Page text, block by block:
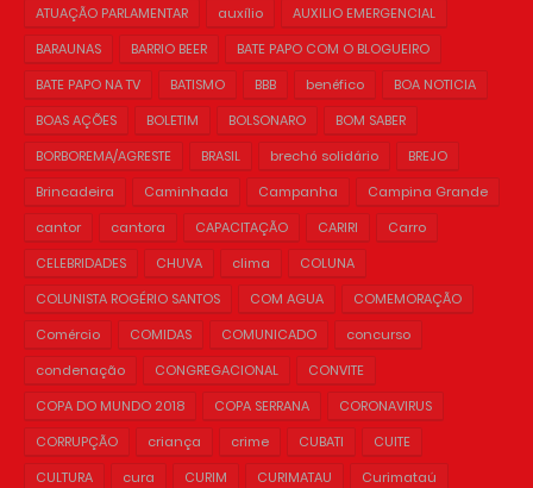
ATUAÇÃO PARLAMENTAR
auxílio
AUXILIO EMERGENCIAL
BARAUNAS
BARRIO BEER
BATE PAPO COM O BLOGUEIRO
BATE PAPO NA TV
BATISMO BBB benéfico
BOA NOTICIA
BOAS AÇÕES
BOLETIM BOLSONARO
BOM SABER
BORBOREMA/AGRESTE
BRASIL brechó solidário
BREJO
Brincadeira
Caminhada Campanha
Campina Grande
cantor
cantora CAPACITAÇÃO CARIRI
Carro
CELEBRIDADES
CHUVA clima
COLUNA
COLUNISTA ROGÉRIO SANTOS
COM AGUA
COMEMORAÇÃO
Comércio
COMIDAS COMUNICADO
concurso
condenação
CONGREGACIONAL
CONVITE
COPA DO MUNDO 2018
COPA SERRANA
CORONAVIRUS
CORRUPÇÃO
criança crime CUBATI
CUITE
CULTURA
cura CURIM CURIMATAU
Curimataú